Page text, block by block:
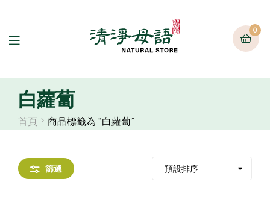
0
白蘿蔔
首頁 商品標籤為 “白蘿蔔”
篩選